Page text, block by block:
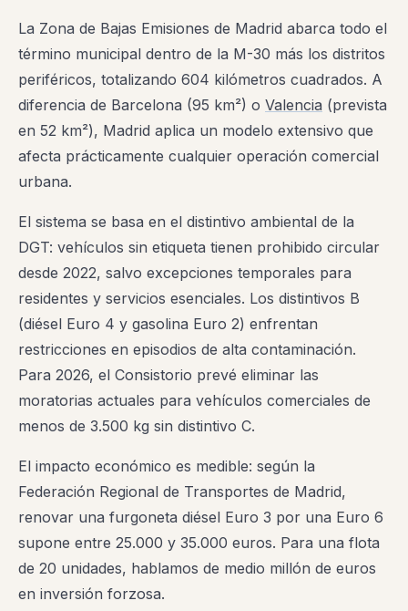
La Zona de Bajas Emisiones de Madrid abarca todo el
término municipal dentro de la M-30 más los distritos
periféricos, totalizando 604 kilómetros cuadrados. A
diferencia de Barcelona (95 km²) o Valencia (prevista
en 52 km²), Madrid aplica un modelo extensivo que
afecta prácticamente cualquier operación comercial
urbana.
El sistema se basa en el distintivo ambiental de la
DGT: vehículos sin etiqueta tienen prohibido circular
desde 2022, salvo excepciones temporales para
residentes y servicios esenciales. Los distintivos B
(diésel Euro 4 y gasolina Euro 2) enfrentan
restricciones en episodios de alta contaminación.
Para 2026, el Consistorio prevé eliminar las
moratorias actuales para vehículos comerciales de
menos de 3.500 kg sin distintivo C.
El impacto económico es medible: según la
Federación Regional de Transportes de Madrid,
renovar una furgoneta diésel Euro 3 por una Euro 6
supone entre 25.000 y 35.000 euros. Para una flota
de 20 unidades, hablamos de medio millón de euros
en inversión forzosa.